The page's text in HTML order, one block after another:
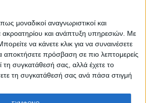
μοναδικοί αναγνωριστικοί και
και ανάπτυξη υπηρεσιών. Με
να κάνετε κλικ για να συναινέσετε
αποκτήσετε πρόσβαση σε πιο λεπτομερείς
συγκατάθεσή σας, αλλά έχετε το
τη συγκατάθεσή σας ανά πάσα στιγμή
Μ.Η.Τ.
242814